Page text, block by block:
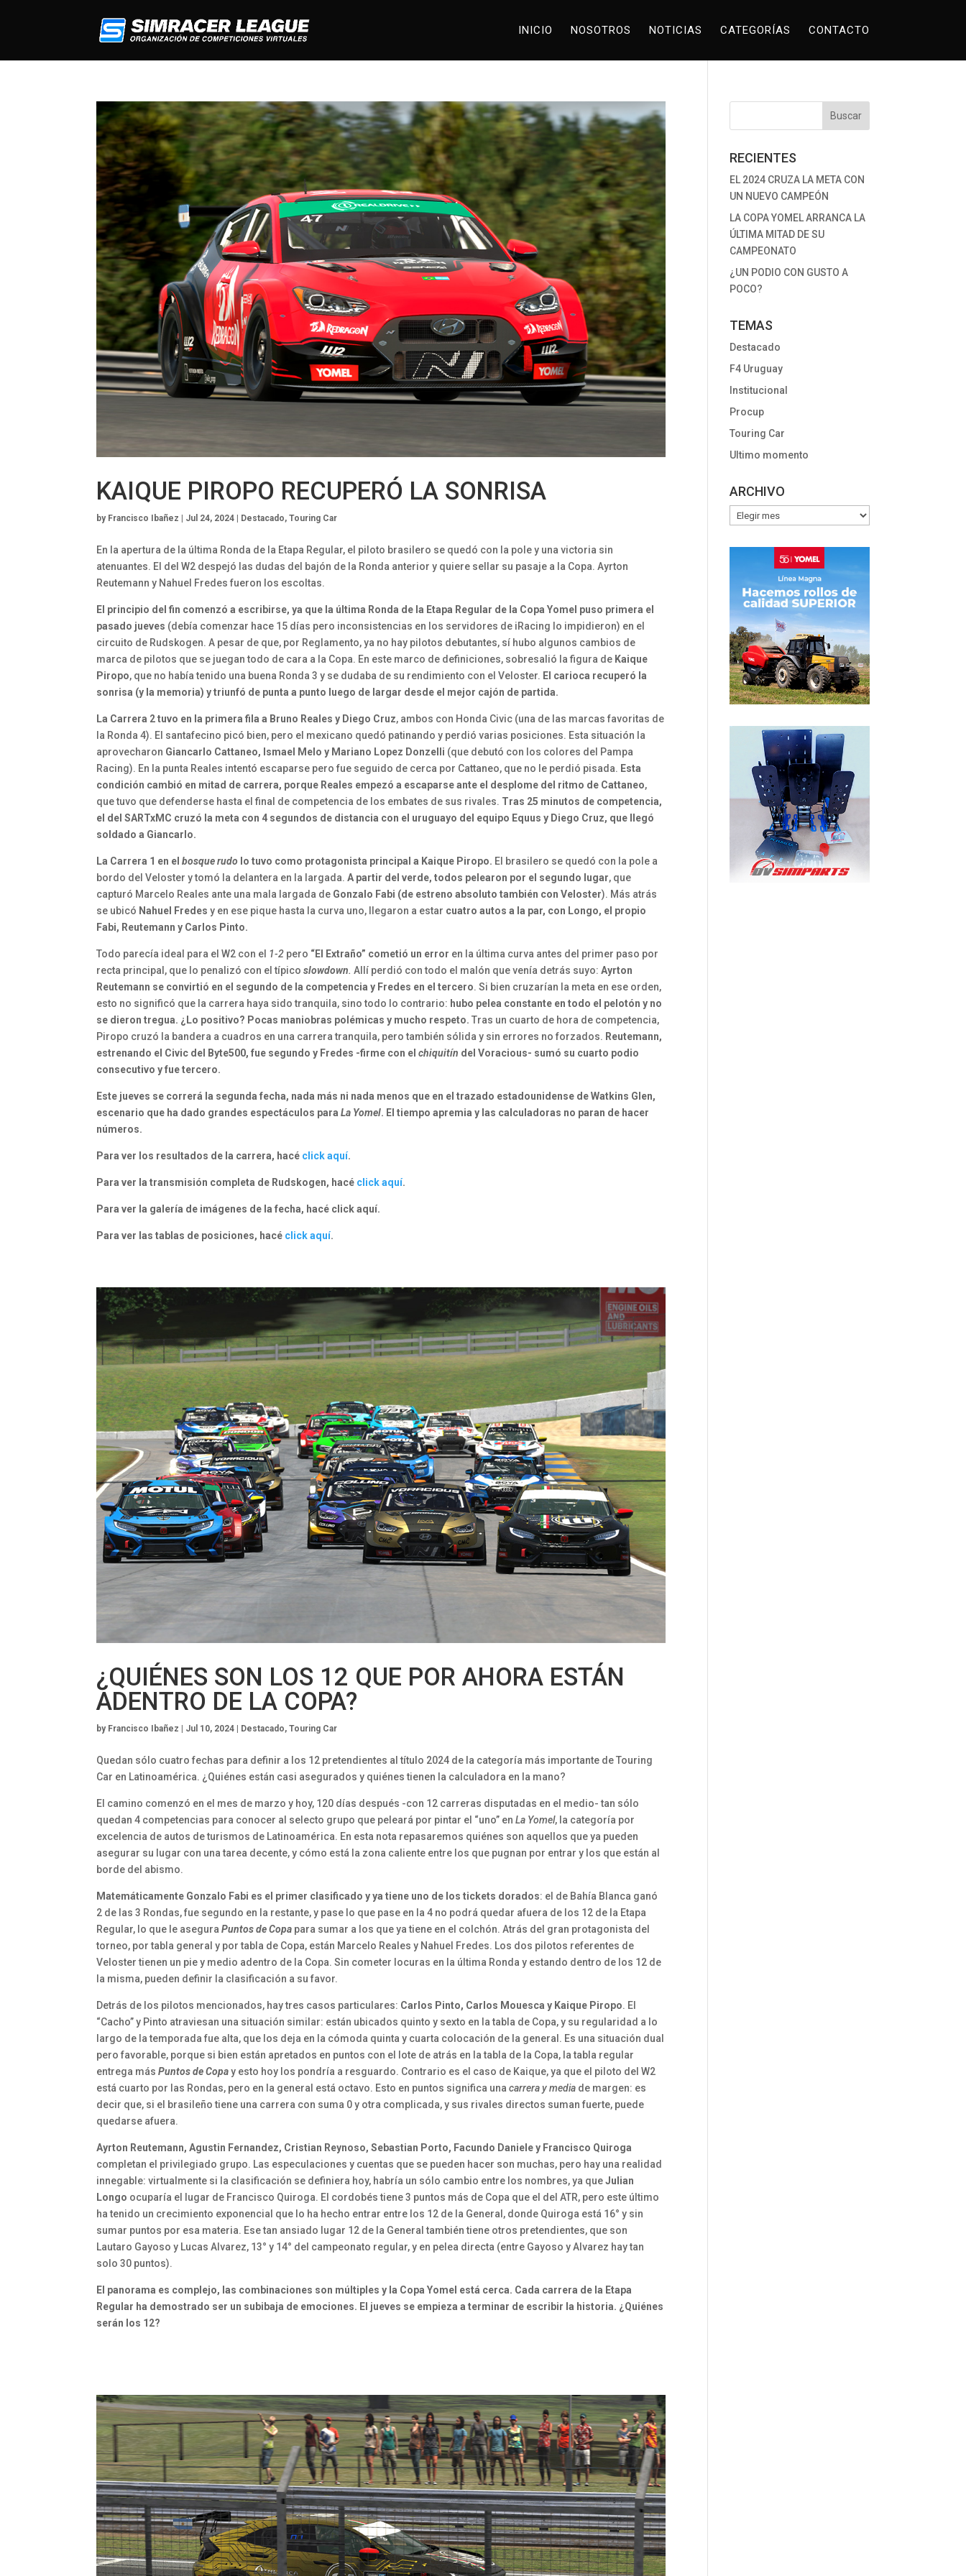
INICIO NOSOTROS NOTICIAS CATEGORÍAS CONTACTO
KAIQUE PIROPO RECUPERÓ LA SONRISA
by Francisco Ibañez | Jul 24, 2024 | Destacado,Touring Car
En la apertura de la última Ronda de la Etapa Regular, el piloto brasilero se quedó con la pole y una victoria sin
atenuantes. El del W2 despejó las dudas del bajón de la Ronda anterior y quiere sellar su pasaje a la Copa. Ayrton
Reutemann y Nahuel Fredes fueron los escoltas.
El principio del fin comenzó a escribirse, ya que la última Ronda de la Etapa Regular de la Copa Yomel puso primera el
pasado jueves (debía comenzar hace 15 días pero inconsistencias en los servidores de iRacing lo impidieron) en el
circuito de Rudskogen. A pesar de que, por Reglamento, ya no hay pilotos debutantes, sí hubo algunos cambios de
marca de pilotos que se juegan todo de cara a la Copa. En este marco de definiciones, sobresalió la figura de Kaique
Piropo, que no había tenido una buena Ronda 3 y se dudaba de su rendimiento con el Veloster. El carioca recuperó la
sonrisa (y la memoria) y triunfó de punta a punto luego de largar desde el mejor cajón de partida.
La Carrera 2 tuvo en la primera fila a Bruno Reales y Diego Cruz, ambos con Honda Civic (una de las marcas favoritas de
la Ronda 4). El santafecino picó bien, pero el mexicano quedó patinando y perdió varias posiciones. Esta situación la
aprovecharon Giancarlo Cattaneo, Ismael Melo y Mariano Lopez Donzelli (que debutó con los colores del Pampa
Racing). En la punta Reales intentó escaparse pero fue seguido de cerca por Cattaneo, que no le perdió pisada. Esta
condición cambió en mitad de carrera, porque Reales empezó a escaparse ante el desplome del ritmo de Cattaneo,
que tuvo que defenderse hasta el final de competencia de los embates de sus rivales. Tras 25 minutos de competencia,
el del SARTxMC cruzó la meta con 4 segundos de distancia con el uruguayo del equipo Equus y Diego Cruz, que llegó
soldado a Giancarlo.
La Carrera 1 en elbosque rudo lo tuvo como protagonista principal a Kaique Piropo. El brasilero se quedó con la pole a
bordo del Veloster y tomó la delantera en la largada.A partir del verde, todos pelearon por el segundo lugar, que
capturó Marcelo Reales ante una mala largada de Gonzalo Fabi (de estreno absoluto también con Veloster). Más atrás
se ubicó Nahuel Fredes y en ese pique hasta la curva uno, llegaron a estar cuatro autos a la par, con Longo, el propio
Fabi, Reutemann y Carlos Pinto.
Todo parecía ideal para el W2 con el 1-2 pero “El Extraño” cometió un error en la última curva antes del primer paso por
recta principal, que lo penalizó con el típicoslowdown. Allí perdió con todo el malón que venía detrás suyo:Ayrton
Reutemann se convirtió en el segundo de la competencia y Fredes en el tercero. Si bien cruzarían la meta en ese orden,
esto no significó que la carrera haya sido tranquila, sino todo lo contrario: hubo pelea constante en todo el pelotón y no
se dieron tregua. ¿Lo positivo? Pocas maniobras polémicas y mucho respeto. Tras un cuarto de hora de competencia,
Piropo cruzó la bandera a cuadros en una carrera tranquila, pero también sólida y sin errores no forzados. Reutemann,
estrenando el Civic del Byte500, fue segundo y Fredes -firme con elchiquitín del Voracious- sumó su cuarto podio
consecutivo y fue tercero.
Este jueves se correrá la segunda fecha, nada más ni nada menos que en el trazado estadounidense de Watkins Glen,
escenario que ha dado grandes espectáculos paraLa Yomel. El tiempo apremia y las calculadoras no paran de hacer
números.
Para ver los resultados de la carrera, hacé click aquí.
Para ver la transmisión completa de Rudskogen, hacé click aquí.
Para ver la galería de imágenes de la fecha, hacé click aquí.
Para ver las tablas de posiciones, hacé click aquí.
¿QUIÉNES SON LOS 12 QUE POR AHORA ESTÁN
ADENTRO DE LA COPA?
by Francisco Ibañez | Jul 10, 2024 | Destacado,Touring Car
Quedan sólo cuatro fechas para definir a los 12 pretendientes al título 2024 de la categoría más importante de Touring
Car en Latinoamérica. ¿Quiénes están casi asegurados y quiénes tienen la calculadora en la mano?
El camino comenzó en el mes de marzo y hoy, 120 días después -con 12 carreras disputadas en el medio- tan sólo
quedan 4 competencias para conocer al selecto grupo que peleará por pintar el “uno” enLa Yomel, la categoría por
excelencia de autos de turismos de Latinoamérica. En esta nota repasaremos quiénes son aquellos que ya pueden
asegurar su lugar con una tarea decente, y cómo está la zona caliente entre los que pugnan por entrar y los que están al
borde del abismo.
Matemáticamente Gonzalo Fabi es el primer clasificado y ya tiene uno de los tickets dorados: el de Bahía Blanca ganó
2 de las 3 Rondas, fue segundo en la restante, y pase lo que pase en la 4 no podrá quedar afuera de los 12 de la Etapa
Regular, lo que le aseguraPuntos de Copa para sumar a los que ya tiene en el colchón. Atrás del gran protagonista del
torneo, por tabla general y por tabla de Copa, están Marcelo Reales y Nahuel Fredes. Los dos pilotos referentes de
Veloster tienen un pie y medio adentro de la Copa. Sin cometer locuras en la última Ronda y estando dentro de los 12 de
la misma, pueden definir la clasificación a su favor.
Detrás de los pilotos mencionados, hay tres casos particulares: Carlos Pinto, Carlos Mouesca y Kaique Piropo. El
“Cacho” y Pinto atraviesan una situación similar: están ubicados quinto y sexto en la tabla de Copa, y su regularidad a lo
largo de la temporada fue alta, que los deja en la cómoda quinta y cuarta colocación de la general. Es una situación dual
pero favorable, porque si bien están apretados en puntos con el lote de atrás en la tabla de la Copa, la tabla regular
entrega másPuntos de Copay esto hoy los pondría a resguardo. Contrario es el caso de Kaique, ya que el piloto del W2
está cuarto por las Rondas, pero en la general está octavo. Esto en puntos significa unacarrera y media de margen: es
decir que, si el brasileño tiene una carrera con suma 0 y otra complicada, y sus rivales directos suman fuerte, puede
quedarse afuera.
Ayrton Reutemann, Agustin Fernandez, Cristian Reynoso, Sebastian Porto, Facundo Daniele y Francisco Quiroga
completan el privilegiado grupo. Las especulaciones y cuentas que se pueden hacer son muchas, pero hay una realidad
innegable: virtualmente si la clasificación se definiera hoy, habría un sólo cambio entre los nombres, ya queJulian
Longo ocuparía el lugar de Francisco Quiroga. El cordobés tiene 3 puntos más de Copa que el del ATR, pero este último
ha tenido un crecimiento exponencial que lo ha hecho entrar entre los 12 de la General, donde Quiroga está 16° y sin
sumar puntos por esa materia. Ese tan ansiado lugar 12 de la General también tiene otros pretendientes, que son
Lautaro Gayoso y Lucas Alvarez, 13° y 14° del campeonato regular, y en pelea directa (entre Gayoso y Alvarez hay tan
solo 30 puntos).
El panorama es complejo, las combinaciones son múltiples y la Copa Yomel está cerca. Cada carrera de la Etapa
Regular ha demostrado ser un subibaja de emociones. El jueves se empieza a terminar de escribir la historia. ¿Quiénes
serán los 12?
RECIENTES
EL 2024 CRUZA LA META CON
UN NUEVO CAMPEÓN
LA COPA YOMEL ARRANCA LA
ÚLTIMA MITAD DE SU
CAMPEONATO
¿UN PODIO CON GUSTO A
POCO?
TEMAS
Destacado
F4 Uruguay
Institucional
Procup
Touring Car
Ultimo momento
ARCHIVO
ARCHIVO